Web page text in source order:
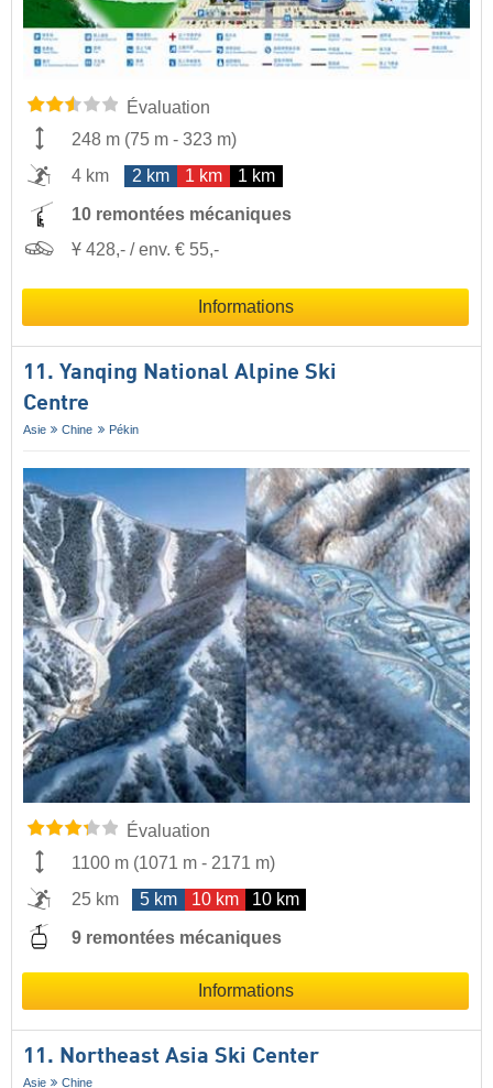
Évaluation
248 m (75 m - 323 m)
4 km
2 km 1 km 1 km
10 remontées mécaniques
Ұ 428,- / env. € 55,-
Informations
11. Yanqing National Alpine Ski
Centre
Asie Chine Pékin
Évaluation
1100 m (1071 m - 2171 m)
25 km
5 km 10 km 10 km
9 remontées mécaniques
Informations
11. Northeast Asia Ski Center
Asie Chine